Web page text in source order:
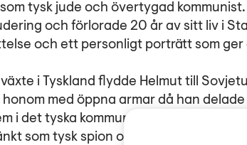
tysk jude och övertygad
och förlorade 20 år av sitt liv i
och ett personligt porträtt som ger
i Tyskland flydde Helmut till
med öppna armar då han
i det tyska kommunistiska partiet. Väl
som tysk spion och anklagad för